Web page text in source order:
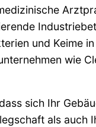
und Keime
wie
sich Ihr
als auch